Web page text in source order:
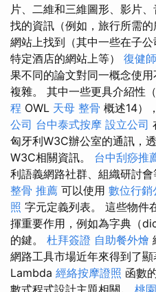
片、二維和三維圖形、影片、
找的資訊（例如，旅行所需
網站上找到（其中一些在子
特定酒店的網站上等） 復健
果不同的論文對同一概念使
複雜。 其中一些更具介紹性
程 OWL 天母 整骨 概述14）
公司 台中泰式按摩 設立公司
匈牙利W3C辦公室的通訊，
W3C相關資訊。 台中刮痧推
利語義網路社群、組織研討
整骨 推薦 可以使用 數位行銷
照 字元定義列表。 這些物件
揮重要作用，例如為字典（
的鍵。 杜拜簽證 自助餐外燴
網路工具市場近年來得到了顯
Lambda 經絡按摩證照 函數
數式程式設計主題相關。 桃